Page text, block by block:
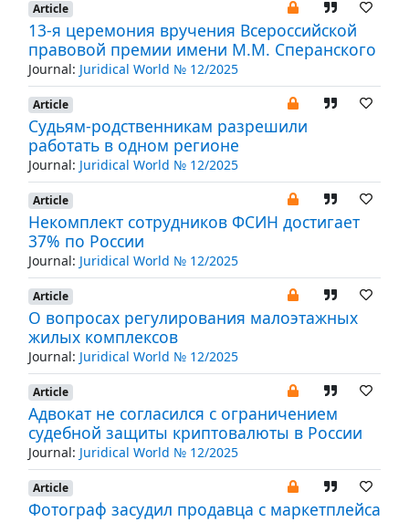
Article
13-я церемония вручения Всероссийской
правовой премии имени М.М. Сперанского
Journal: Juridical World № 12/2025
Article
Судьям-родственникам разрешили
работать в одном регионе
Journal: Juridical World № 12/2025
Article
Некомплект сотрудников ФСИН достигает
37% по России
Journal: Juridical World № 12/2025
Article
О вопросах регулирования малоэтажных
жилых комплексов
Journal: Juridical World № 12/2025
Article
Адвокат не согласился с ограничением
судебной защиты криптовалюты в России
Journal: Juridical World № 12/2025
Article
Фотограф засудил продавца с маркетплейса